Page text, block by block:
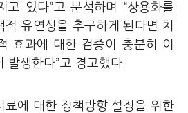
고 있다”고 분석하며 “상용화를
유연성을 추구하게 된다면 치
효과에 대한 검증이 충분히 이
발생한다”고 경고했다.
료에 대한 정책방향 설정을 위한